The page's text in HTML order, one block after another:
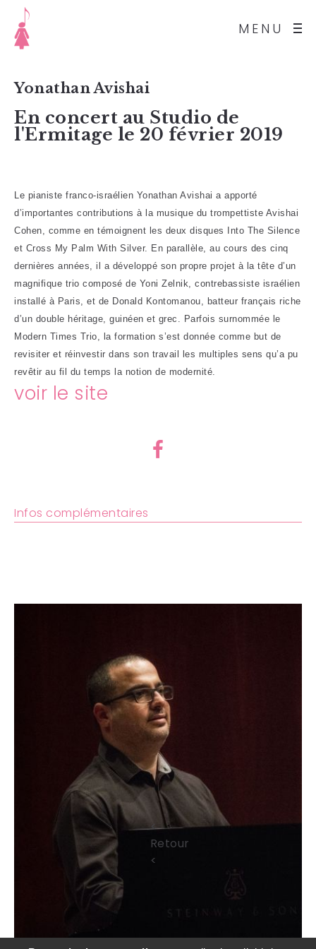
MENU
Yonathan Avishai
En concert au Studio de
l'Ermitage le 20 février 2019
Le pianiste franco-israélien Yonathan Avishai a apporté
d’importantes contributions à la musique du trompettiste Avishai
Cohen, comme en témoignent les deux disques Into The Silence
et Cross My Palm With Silver. En parallèle, au cours des cinq
dernières années, il a développé son propre projet à la tête d’un
magnifique trio composé de Yoni Zelnik, contrebassiste israélien
installé à Paris, et de Donald Kontomanou, batteur français riche
d’un double héritage, guinéen et grec. Parfois surnommée le
Modern Times Trio, la formation s’est donnée comme but de
revisiter et réinvestir dans son travail les multiples sens qu’a pu
revêtir au fil du temps la notion de modernité.
voir le site
Infos complémentaires
<
Retour
<
SD COMMUNICATION - Sylvie Durand -